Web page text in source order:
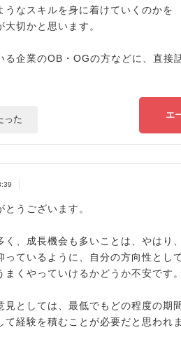
うなスキルを身に着けていくのかを
大切かと思います。
る企業のOB・OGの方などに、直接
った エ
とうございます。
く、成長機会も多いことは、やはり
っているように、自分の方向性とし
まくやっていけるかどうか不安です。
見としては、最低でもどの程度の期間
て経験を積むことが必要だと思われ